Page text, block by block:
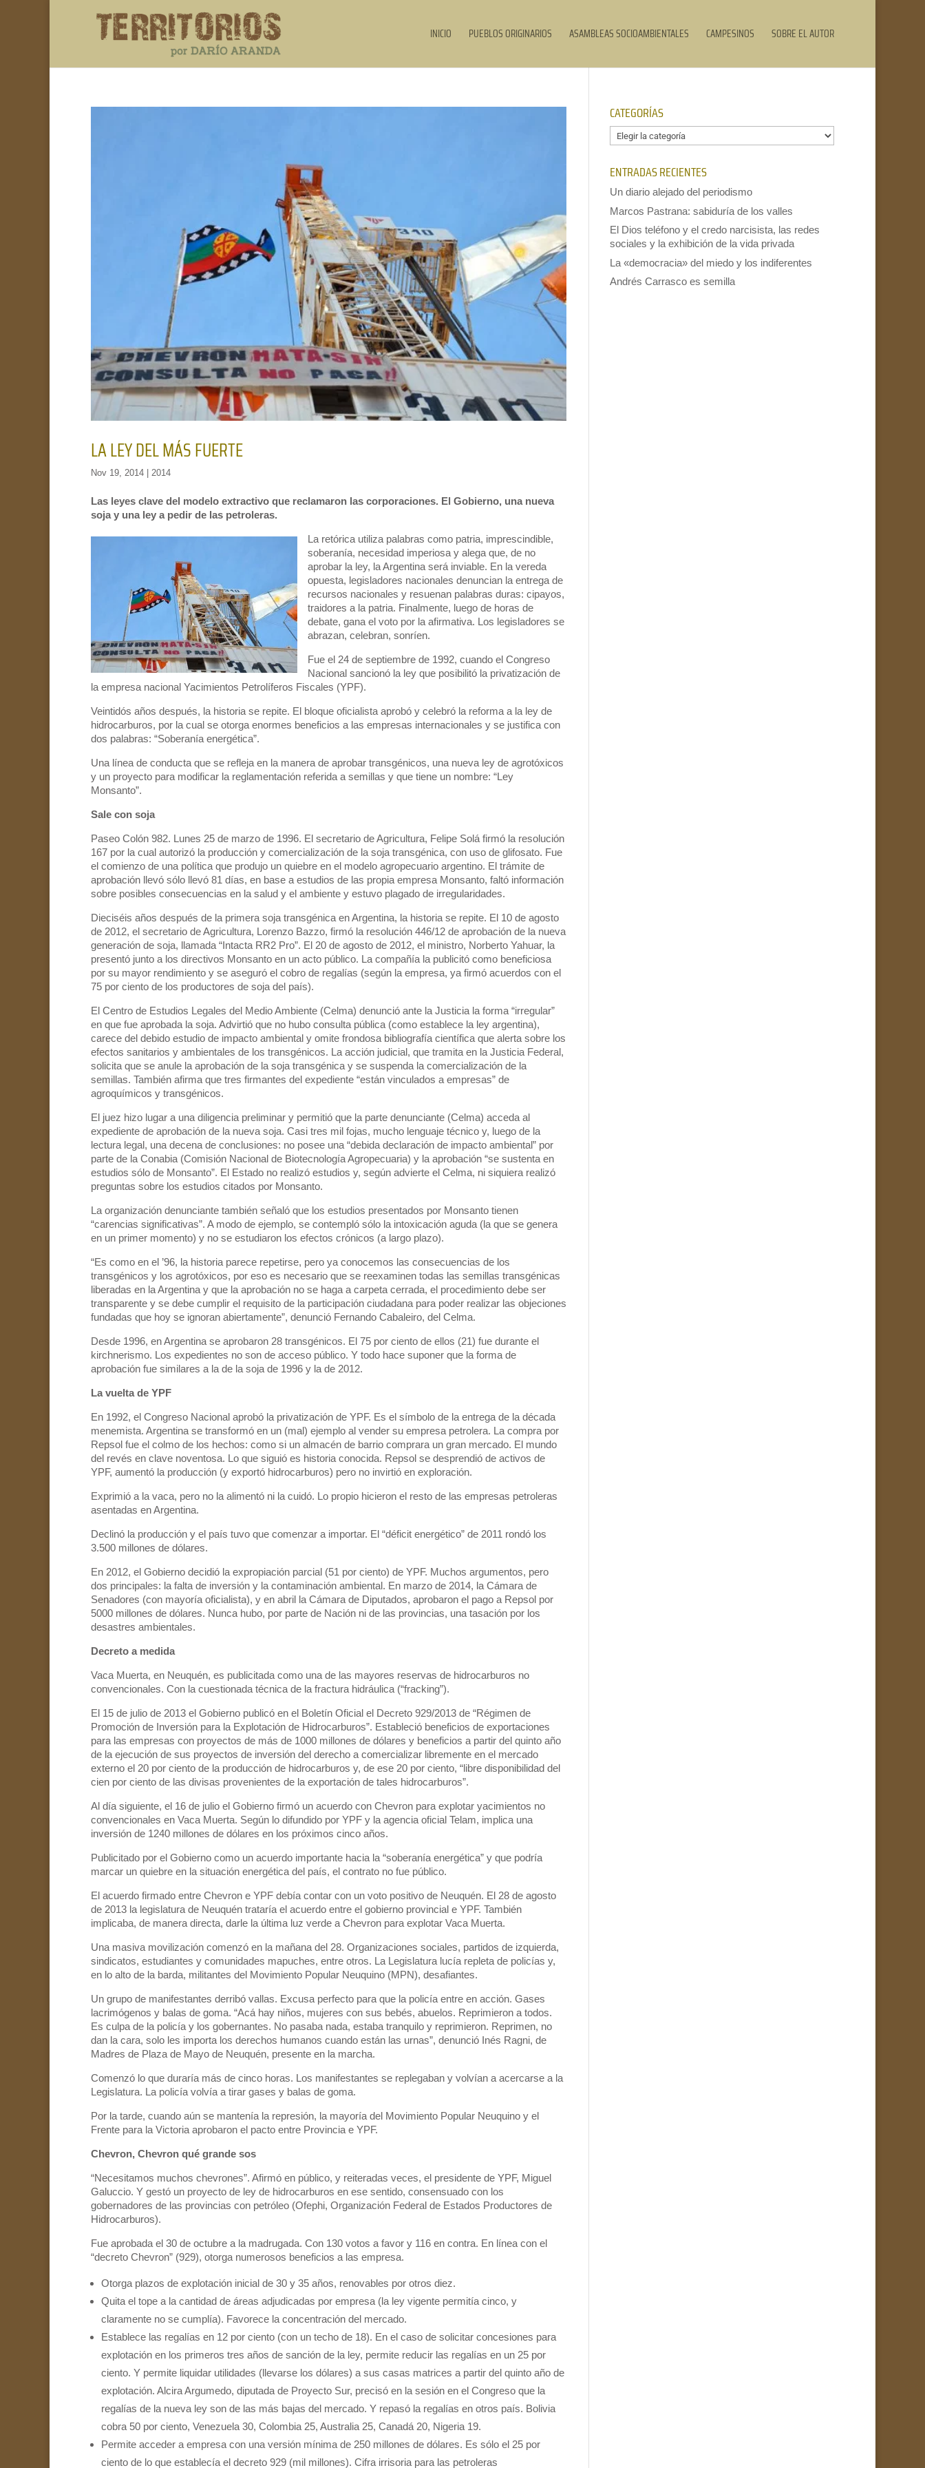
INICIO PUEBLOS ORIGINARIOS ASAMBLEAS SOCIOAMBIENTALES CAMPESINOS SOBRE EL AUTOR
LA LEY DEL MÁS FUERTE
Nov 19, 2014 2014
Las leyes clave del modelo extractivo que reclamaron las corporaciones. El Gobierno, una nueva
soja y una ley a pedir de las petroleras.
La retórica utiliza palabras como patria, imprescindible,
soberanía, necesidad imperiosa y alega que, de no
aprobar la ley, la Argentina será inviable. En la vereda
opuesta, legisladores nacionales denuncian la entrega de
recursos nacionales y resuenan palabras duras: cipayos,
traidores a la patria. Finalmente, luego de horas de
debate, gana el voto por la afirmativa. Los legisladores se
abrazan, celebran, sonríen.
Fue el 24 de septiembre de 1992, cuando el Congreso
Nacional sancionó la ley que posibilitó la privatización de
la empresa nacional Yacimientos Petrolíferos Fiscales (YPF).
Veintidós años después, la historia se repite. El bloque oficialista aprobó y celebró la reforma a la ley de
hidrocarburos, por la cual se otorga enormes beneficios a las empresas internacionales y se justifica con
dos palabras: “Soberanía energética”.
Una línea de conducta que se refleja en la manera de aprobar transgénicos, una nueva ley de agrotóxicos
y un proyecto para modificar la reglamentación referida a semillas y que tiene un nombre: “Ley
Monsanto”.
Sale con soja
Paseo Colón 982. Lunes 25 de marzo de 1996. El secretario de Agricultura, Felipe Solá firmó la resolución
167 por la cual autorizó la producción y comercialización de la soja transgénica, con uso de glifosato. Fue
el comienzo de una política que produjo un quiebre en el modelo agropecuario argentino. El trámite de
aprobación llevó sólo llevó 81 días, en base a estudios de las propia empresa Monsanto, faltó información
sobre posibles consecuencias en la salud y el ambiente y estuvo plagado de irregularidades.
Dieciséis años después de la primera soja transgénica en Argentina, la historia se repite. El 10 de agosto
de 2012, el secretario de Agricultura, Lorenzo Bazzo, firmó la resolución 446/12 de aprobación de la nueva
generación de soja, llamada “Intacta RR2 Pro”. El 20 de agosto de 2012, el ministro, Norberto Yahuar, la
presentó junto a los directivos Monsanto en un acto público. La compañía la publicitó como beneficiosa
por su mayor rendimiento y se aseguró el cobro de regalías (según la empresa, ya firmó acuerdos con el
75 por ciento de los productores de soja del país).
El Centro de Estudios Legales del Medio Ambiente (Celma) denunció ante la Justicia la forma “irregular”
en que fue aprobada la soja. Advirtió que no hubo consulta pública (como establece la ley argentina),
carece del debido estudio de impacto ambiental y omite frondosa bibliografía científica que alerta sobre los
efectos sanitarios y ambientales de los transgénicos. La acción judicial, que tramita en la Justicia Federal,
solicita que se anule la aprobación de la soja transgénica y se suspenda la comercialización de la
semillas. También afirma que tres firmantes del expediente “están vinculados a empresas” de
agroquímicos y transgénicos.
El juez hizo lugar a una diligencia preliminar y permitió que la parte denunciante (Celma) acceda al
expediente de aprobación de la nueva soja. Casi tres mil fojas, mucho lenguaje técnico y, luego de la
lectura legal, una decena de conclusiones: no posee una “debida declaración de impacto ambiental” por
parte de la Conabia (Comisión Nacional de Biotecnología Agropecuaria) y la aprobación “se sustenta en
estudios sólo de Monsanto”. El Estado no realizó estudios y, según advierte el Celma, ni siquiera realizó
preguntas sobre los estudios citados por Monsanto.
La organización denunciante también señaló que los estudios presentados por Monsanto tienen
“carencias significativas”. A modo de ejemplo, se contempló sólo la intoxicación aguda (la que se genera
en un primer momento) y no se estudiaron los efectos crónicos (a largo plazo).
“Es como en el ’96, la historia parece repetirse, pero ya conocemos las consecuencias de los
transgénicos y los agrotóxicos, por eso es necesario que se reexaminen todas las semillas transgénicas
liberadas en la Argentina y que la aprobación no se haga a carpeta cerrada, el procedimiento debe ser
transparente y se debe cumplir el requisito de la participación ciudadana para poder realizar las objeciones
fundadas que hoy se ignoran abiertamente”, denunció Fernando Cabaleiro, del Celma.
Desde 1996, en Argentina se aprobaron 28 transgénicos. El 75 por ciento de ellos (21) fue durante el
kirchnerismo. Los expedientes no son de acceso público. Y todo hace suponer que la forma de
aprobación fue similares a la de la soja de 1996 y la de 2012.
La vuelta de YPF
En 1992, el Congreso Nacional aprobó la privatización de YPF. Es el símbolo de la entrega de la década
menemista. Argentina se transformó en un (mal) ejemplo al vender su empresa petrolera. La compra por
Repsol fue el colmo de los hechos: como si un almacén de barrio comprara un gran mercado. El mundo
del revés en clave noventosa. Lo que siguió es historia conocida. Repsol se desprendió de activos de
YPF, aumentó la producción (y exportó hidrocarburos) pero no invirtió en exploración.
Exprimió a la vaca, pero no la alimentó ni la cuidó. Lo propio hicieron el resto de las empresas petroleras
asentadas en Argentina.
Declinó la producción y el país tuvo que comenzar a importar. El “déficit energético” de 2011 rondó los
3.500 millones de dólares.
En 2012, el Gobierno decidió la expropiación parcial (51 por ciento) de YPF. Muchos argumentos, pero
dos principales: la falta de inversión y la contaminación ambiental. En marzo de 2014, la Cámara de
Senadores (con mayoría oficialista), y en abril la Cámara de Diputados, aprobaron el pago a Repsol por
5000 millones de dólares. Nunca hubo, por parte de Nación ni de las provincias, una tasación por los
desastres ambientales.
Decreto a medida
Vaca Muerta, en Neuquén, es publicitada como una de las mayores reservas de hidrocarburos no
convencionales. Con la cuestionada técnica de la fractura hidráulica (“fracking”).
El 15 de julio de 2013 el Gobierno publicó en el Boletín Oficial el Decreto 929/2013 de “Régimen de
Promoción de Inversión para la Explotación de Hidrocarburos”. Estableció beneficios de exportaciones
para las empresas con proyectos de más de 1000 millones de dólares y beneficios a partir del quinto año
de la ejecución de sus proyectos de inversión del derecho a comercializar libremente en el mercado
externo el 20 por ciento de la producción de hidrocarburos y, de ese 20 por ciento, “libre disponibilidad del
cien por ciento de las divisas provenientes de la exportación de tales hidrocarburos”.
Al día siguiente, el 16 de julio el Gobierno firmó un acuerdo con Chevron para explotar yacimientos no
convencionales en Vaca Muerta. Según lo difundido por YPF y la agencia oficial Telam, implica una
inversión de 1240 millones de dólares en los próximos cinco años.
Publicitado por el Gobierno como un acuerdo importante hacia la “soberanía energética” y que podría
marcar un quiebre en la situación energética del país, el contrato no fue público.
El acuerdo firmado entre Chevron e YPF debía contar con un voto positivo de Neuquén. El 28 de agosto
de 2013 la legislatura de Neuquén trataría el acuerdo entre el gobierno provincial e YPF. También
implicaba, de manera directa, darle la última luz verde a Chevron para explotar Vaca Muerta.
Una masiva movilización comenzó en la mañana del 28. Organizaciones sociales, partidos de izquierda,
sindicatos, estudiantes y comunidades mapuches, entre otros. La Legislatura lucía repleta de policías y,
en lo alto de la barda, militantes del Movimiento Popular Neuquino (MPN), desafiantes.
Un grupo de manifestantes derribó vallas. Excusa perfecto para que la policía entre en acción. Gases
lacrimógenos y balas de goma. “Acá hay niños, mujeres con sus bebés, abuelos. Reprimieron a todos.
Es culpa de la policía y los gobernantes. No pasaba nada, estaba tranquilo y reprimieron. Reprimen, no
dan la cara, solo les importa los derechos humanos cuando están las urnas”, denunció Inés Ragni, de
Madres de Plaza de Mayo de Neuquén, presente en la marcha.
Comenzó lo que duraría más de cinco horas. Los manifestantes se replegaban y volvían a acercarse a la
Legislatura. La policía volvía a tirar gases y balas de goma.
Por la tarde, cuando aún se mantenía la represión, la mayoría del Movimiento Popular Neuquino y el
Frente para la Victoria aprobaron el pacto entre Provincia e YPF.
Chevron, Chevron qué grande sos
“Necesitamos muchos chevrones”. Afirmó en público, y reiteradas veces, el presidente de YPF, Miguel
Galuccio. Y gestó un proyecto de ley de hidrocarburos en ese sentido, consensuado con los
gobernadores de las provincias con petróleo (Ofephi, Organización Federal de Estados Productores de
Hidrocarburos).
Fue aprobada el 30 de octubre a la madrugada. Con 130 votos a favor y 116 en contra. En línea con el
“decreto Chevron” (929), otorga numerosos beneficios a las empresa.
Otorga plazos de explotación inicial de 30 y 35 años, renovables por otros diez.
Quita el tope a la cantidad de áreas adjudicadas por empresa (la ley vigente permitía cinco, y
claramente no se cumplía). Favorece la concentración del mercado.
Establece las regalías en 12 por ciento (con un techo de 18). En el caso de solicitar concesiones para
explotación en los primeros tres años de sanción de la ley, permite reducir las regalías en un 25 por
ciento. Y permite liquidar utilidades (llevarse los dólares) a sus casas matrices a partir del quinto año de
explotación. Alcira Argumedo, diputada de Proyecto Sur, precisó en la sesión en el Congreso que la
regalías de la nueva ley son de las más bajas del mercado. Y repasó la regalías en otros país. Bolivia
cobra 50 por ciento, Venezuela 30, Colombia 25, Australia 25, Canadá 20, Nigeria 19.
Permite acceder a empresa con una versión mínima de 250 millones de dólares. Es sólo el 25 por
ciento de lo que establecía el decreto 929 (mil millones). Cifra irrisoria para las petroleras
CATEGORÍAS
Categorías
ENTRADAS RECIENTES
Un diario alejado del periodismo
Marcos Pastrana: sabiduría de los valles
El Dios teléfono y el credo narcisista, las redes
sociales y la exhibición de la vida privada
La «democracia» del miedo y los indiferentes
Andrés Carrasco es semilla